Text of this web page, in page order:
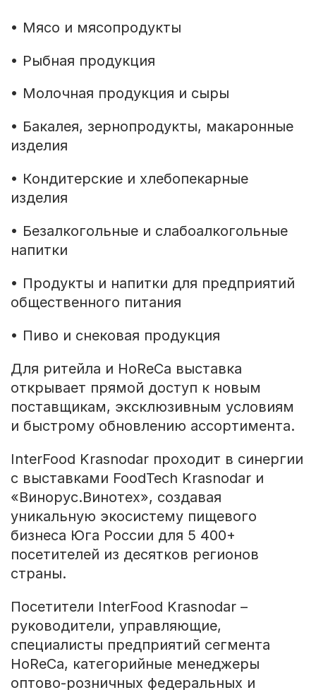
• Мясо и мясопродукты
• Рыбная продукция
• Молочная продукция и сыры
• Бакалея, зернопродукты, макаронные
изделия
• Кондитерские и хлебопекарные
изделия
• Безалкогольные и слабоалкогольные
напитки
• Продукты и напитки для предприятий
общественного питания
• Пиво и снековая продукция
Для ритейла и HoReCa выставка
открывает прямой доступ к новым
поставщикам, эксклюзивным условиям
и быстрому обновлению ассортимента.
InterFood Krasnodar проходит в синергии
с выставками FoodTech Krasnodar и
«Винорус.Винотех», создавая
уникальную экосистему пищевого
бизнеса Юга России для 5 400+
посетителей из десятков регионов
страны.
Посетители InterFood Krasnodar –
руководители, управляющие,
специалисты предприятий сегмента
HoReCa, категорийные менеджеры
оптово-розничных федеральных и